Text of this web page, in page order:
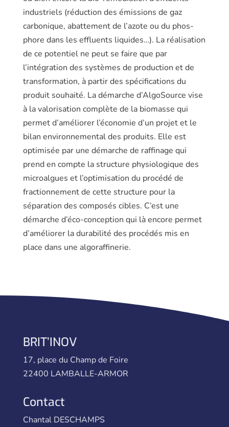
industriels (réduction des émissions de gaz
carbo­nique, abattement de l’azote ou du phos­
phore dans les effluents liquides…). La ré­alisation
de ce potentiel ne peut se faire que par
l’intégration des systèmes de production et de
transformation, à partir des spécifications du
produit souhaité. La démarche d’AlgoSource vise
à la valorisa­tion complète de la biomasse qui
permet d’améliorer l’économie d’un projet et le
bilan environnemental des produits. Elle est
optimisée par une démarche de raf­finage qui
prend en compte la structure physiologique des
microalgues et l’optimisation du procédé de
fractionnement de cette structure pour la
séparation des composés cibles. C’est une
démarche d’éco-conception qui là encore permet
d’améliorer la durabilité des procédés mis en
place dans une algoraffinerie.
BRIT’INOV
17, place du Champ de Foire
22400 LAMBALLE-ARMOR
Contact
Chantal DESCHAMPS